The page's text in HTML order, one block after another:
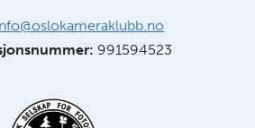
991594523